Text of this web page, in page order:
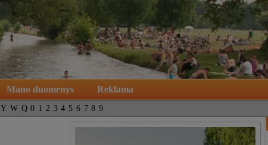
Mano duomenys Reklama
Y W Q 0 1 2 3 4 5 6 7 8 9